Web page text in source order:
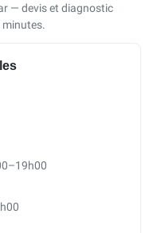
— devis et diagnostic